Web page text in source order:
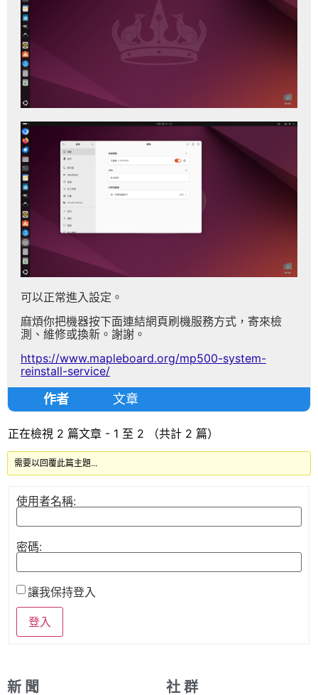
可以正常進入設定。
麻煩你把機器按下面連結網頁刷機服務方式，寄來檢
測、維修或換新。謝謝。
https://www.mapleboard.org/mp500-system-
reinstall-service/
作者 文章
正在檢視 2 篇文章 - 1 至 2 （共計 2 篇）
需要以回覆此篇主題...
使用者名稱:
密碼:
讓我保持登入
登入
新 聞 社 群